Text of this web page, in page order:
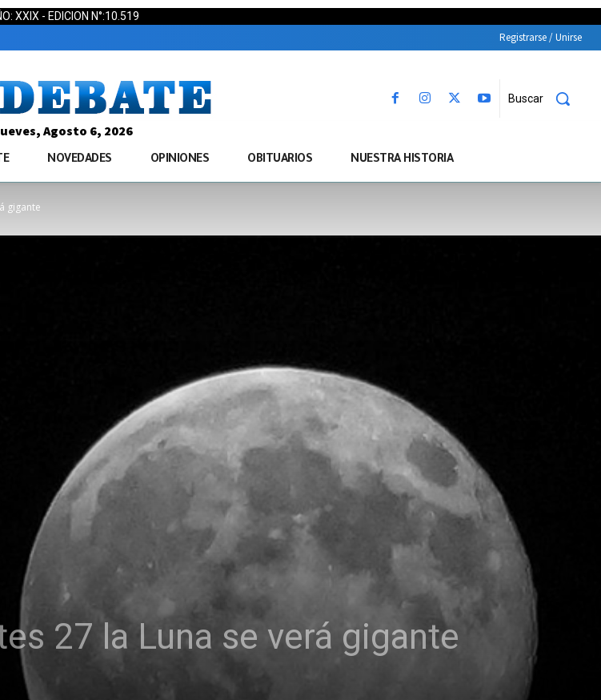
XXIX - EDICION N°:10.519
Registrarse / Unirse
Buscar
Agosto 6, 2026
NOVEDADES OPINIONES OBITUARIOS NUESTRA HISTORIA
gigante
27 la Luna se verá gigante